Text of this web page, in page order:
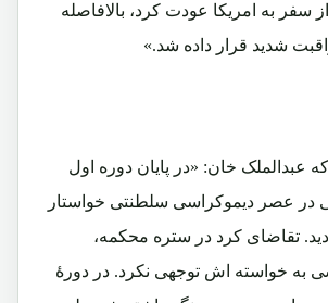
سفر به امریکا عودت کرد، بالافاصله
شدید قرار داده شد.»
عبدالملک خان: «در پایان دوره اول
در عصر دیموکراسی سلطنتی خواستار
تقاضای کرد در ستره محکمه،
به خواسته اش توجهی نکرد. در دورۀ